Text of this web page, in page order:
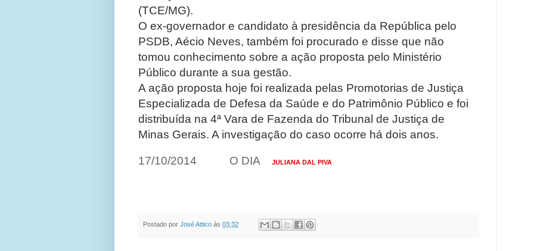
(TCE/MG).
O ex-governador e candidato à presidência da República pelo
PSDB, Aécio Neves, também foi procurado e disse que não
tomou conhecimento sobre a ação proposta pelo Ministério
Público durante a sua gestão.
A ação proposta hoje foi realizada pelas Promotorias de Justiça
Especializada de Defesa da Saúde e do Patrimônio Público e foi
distribuída na 4ª Vara de Fazenda do Tribunal de Justiça de
Minas Gerais. A investigação do caso ocorre há dois anos.
17/10/2014 O DIA JULIANA DAL PIVA
Postado por José Attico às 03:32